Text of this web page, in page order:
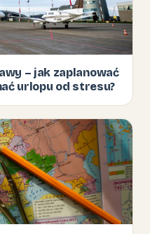
– jak zaplanować
urlopu od stresu?